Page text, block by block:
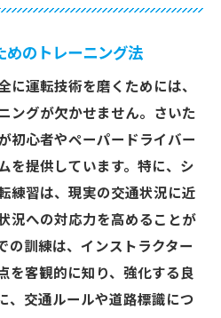
めのトレーニング法
に運転技術を磨くためには、
ングが欠かせません。さいた
初心者やペーパードライバー
を提供しています。特に、シ
練習は、現実の交通状況に近
況への対応力を高めることが
の訓練は、インストラクター
を客観的に知り、強化する良
、交通ルールや道路標識につ